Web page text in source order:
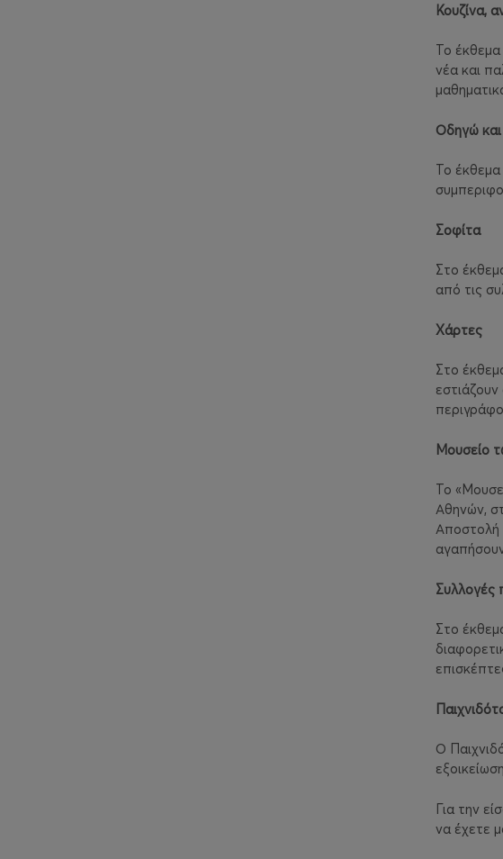
Κουζίνα,
Το
νέα και
Οδηγώ
Το έκθεμα
Σοφίτα
Στο
από τις
Χάρτες
Στο
Μουσείο
Το
Αθηνών,
Αποστολή
Συλλογές
Στο
Ο
Για την
να έχετε